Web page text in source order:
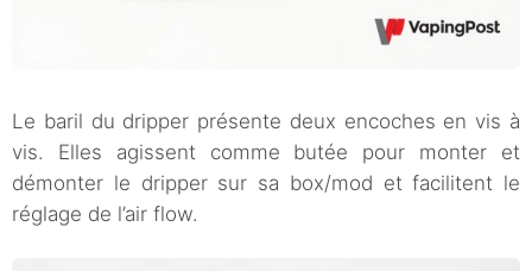
Le baril du dripper présente deux encoches en vis à
vis. Elles agissent comme butée pour monter et
démonter le dripper sur sa box/mod et facilitent le
réglage de l’air flow.